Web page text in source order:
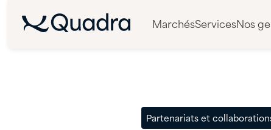
MarchésServicesNos
Partenariats et